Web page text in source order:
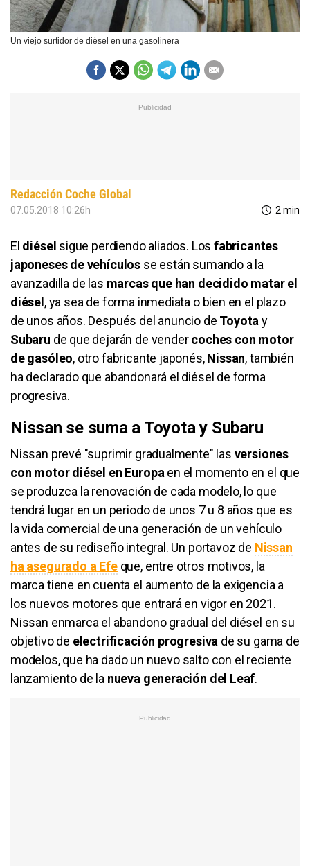
Un viejo surtidor de diésel en una gasolinera
Redacción Coche Global
07.05.2018 10:26h 2 min
El diésel sigue perdiendo aliados. Los fabricantes
japoneses de vehículos se están sumando a la
avanzadilla de las marcas que han decidido matar el
diésel, ya sea de forma inmediata o bien en el plazo
de unos años. Después del anuncio de Toyota y
Subaru de que dejarán de vendercoches con motor
de gasóleo, otro fabricante japonés,Nissan, también
ha declarado que abandonará el diésel de forma
progresiva.
Nissan se suma a Toyota y Subaru
Nissan prevé "suprimir gradualmente" las versiones
con motor diésel en Europa en el momento en el que
se produzca la renovación de cada modelo, lo que
tendrá lugar en un periodo de unos 7 u 8 años que es
la vida comercial de una generación de un vehículo
antes de su rediseño integral. Un portavoz de Nissan
ha asegurado a Efeque, entre otros motivos, la
marca tiene en cuenta el aumento de la exigencia a
los nuevos motores que entrará en vigor en 2021.
Nissan enmarca el abandono gradual del diésel en su
objetivo de electrificación progresiva de su gama de
modelos, que ha dado un nuevo salto con el reciente
lanzamiento de la nueva generación del Leaf.